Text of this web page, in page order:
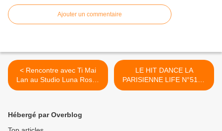
Ajouter un commentaire
< Rencontre avec Ti Mai
Lan au Studio Luna Rossa
afin d’en apprendre plus sur
LE HIT DANCE LA
PARISIENNE LIFE N°513 -
09 JANVIER 2026 >
Hébergé par Overblog